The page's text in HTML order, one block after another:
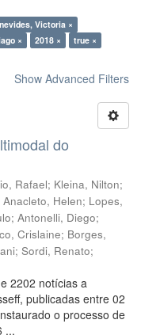
Victoria ×
× 2018 ×
true ×
Show Advanced Filters
do
Rafael; Kleina, Nilton;
Anacleto, Helen; Lopes,
; Antonelli, Diego;
Crislaine; Borges,
; Sordi, Renato;
2202 notícias a
publicadas entre 02
o processo de
...